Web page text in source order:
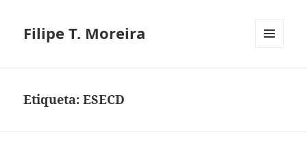
Filipe T. Moreira
Etiqueta:ESECD